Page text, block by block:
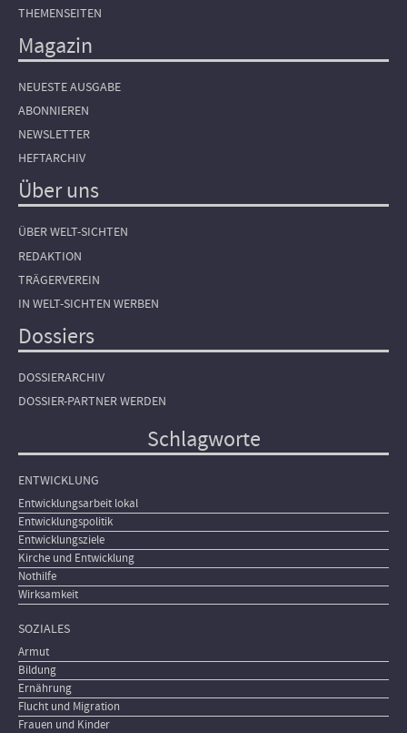
THEMENSEITEN
Magazin
NEUESTE AUSGABE
ABONNIEREN
NEWSLETTER
HEFTARCHIV
Über uns
ÜBER WELT-SICHTEN
REDAKTION
TRÄGERVEREIN
IN WELT-SICHTEN WERBEN
Dossiers
DOSSIERARCHIV
DOSSIER-PARTNER WERDEN
Schlagworte
ENTWICKLUNG
Entwicklungsarbeit lokal
Entwicklungspolitik
Entwicklungsziele
Kirche und Entwicklung
Nothilfe
Wirksamkeit
SOZIALES
Armut
Bildung
Ernährung
Flucht und Migration
Frauen und Kinder